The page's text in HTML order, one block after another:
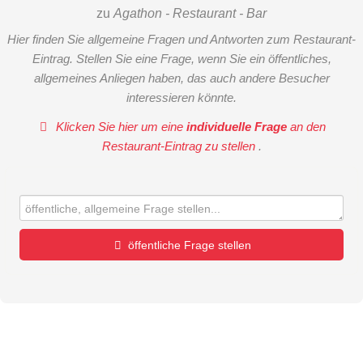
zu Agathon - Restaurant - Bar
Hier finden Sie allgemeine Fragen und Antworten zum Restaurant-
Eintrag. Stellen Sie eine Frage, wenn Sie ein öffentliches,
allgemeines Anliegen haben, das auch andere Besucher
interessieren könnte.
Klicken Sie hier um eineindividuelle Frage an den
Restaurant-Eintrag zu stellen .
öffentliche Frage stellen